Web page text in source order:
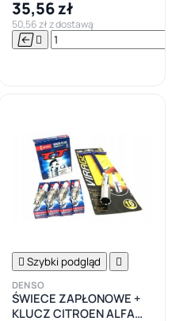


35,56 zł
50,56 zł z dostawą
 
 Szybki podgląd 
DENSO
ŚWIECE ZAPŁONOWE +
KLUCZ CITROEN ALFA